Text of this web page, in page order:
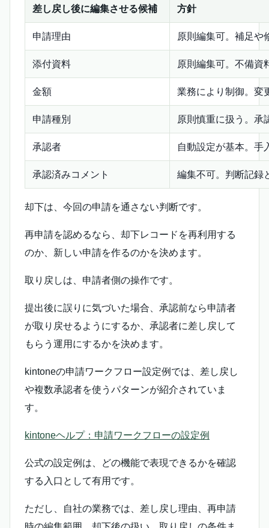
差し戻し後に編集させる候補 方針
申請理由 原則編集可。補足や
添付資料 原則編集可。不備資
金額 業務により制御。変
申請種別 原則慎重に扱う。承
承認者 自動設定が基本。手
承認済みコメント 編集不可。判断記録
却下は、今回の申請を通さない判断です。
再申請を認めるなら、却下レコードを再利用する
のか、新しい申請を作るのかを決めます。
取り戻しは、申請者側の操作です。
提出後に誤りに気づいた場合、承認前なら申請者
が取り戻せるようにするか、承認者に差し戻して
もらう運用にするかを決めます。
kintoneの申請ワークフロー設定例では、差し戻し
や複数承認者を使うパターンが紹介されていま
す。
kintoneヘルプ：申請ワークフローの設定例
公式の設定例は、どの機能で表現できるかを確認
する入口として有用です。
ただし、自社の業務では、差し戻し理由、再申請